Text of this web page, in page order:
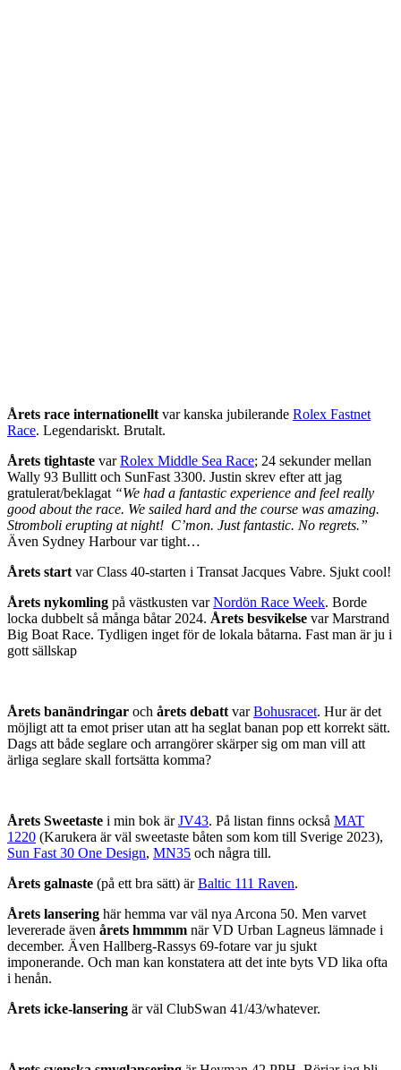
Årets race internationellt var kanska jubilerande Rolex Fastnet
Race. Legendariskt. Brutalt.
Årets tightaste varRolex Middle Sea Race; 24 sekunder mellan
Wally 93 Bullitt och SunFast 3300. Justin skrev efter att jag
gratulerat/beklagat “We had a fantastic experience and feel really
good about the race. We sailed hard and the course was amazing.
Stromboli erupting at night! C’mon. Just fantastic. No regrets.”
Även Sydney Harbour var tight…
Årets start var Class 40-starten i Transat Jacques Vabre. Sjukt cool!
Årets nykomling på västkusten varNordön Race Week. Borde
locka dubbelt så många båtar 2024. Årets besvikelse var Marstrand
Big Boat Race. Tydligen inget för de lokala båtarna. Fast man är ju i
gott sällskap
Årets banändringar och årets debatt varBohusracet. Hur är det
möjligt att ta emot priser utan att ha seglat banan pop ett korrekt sätt.
Dags att både seglare och arrangörer skärper sig om man vill att
ärliga seglare skall fortsätta komma?
Årets Sweetaste i min bok ärJV43. På listan finns också MAT
1220 (Karukera är väl sweetaste båten som kom till Sverige 2023),
Sun Fast 30 One Design, MN35 och några till.
Årets galnaste (på ett bra sätt) ärBaltic 111 Raven.
Årets lansering här hemma var väl nya Arcona 50. Men varvet
levererade även årets hmmmm när VD Urban Lagneus lämnade i
december. Även Hallberg-Rassys 69-fotare var ju sjukt
imponerande. Och man kan konstatera att det inte byts VD lika ofta
i henån.
Årets icke-lansering är väl ClubSwan 41/43/whatever.